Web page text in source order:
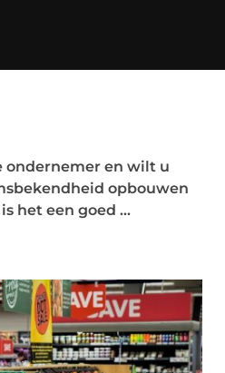
ondernemer en wilt u
opbouwen
het een goed ...